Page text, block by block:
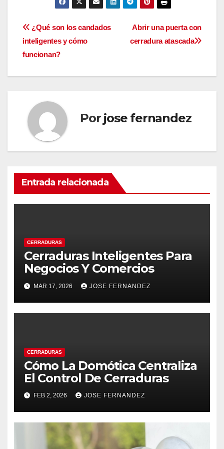
Navegación
de
entradas
Abrir una puerta con
cerradura atascada
¿Qué son los candados
inteligentes y cómo
funcionan?
Por jose fernandez
Entrada relacionada
CERRADURAS
Cerraduras Inteligentes Para
Negocios Y Comercios
MAR 17, 2026 JOSE FERNANDEZ
CERRADURAS
Cómo La Domótica Centraliza
El Control De Cerraduras
FEB 2, 2026 JOSE FERNANDEZ